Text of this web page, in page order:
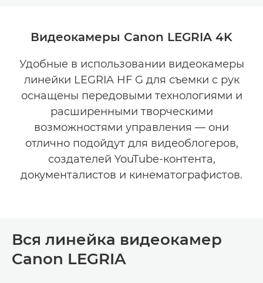
Видеокамеры Canon LEGRIA 4K
Удобные в использовании видеокамеры
линейки LEGRIA HF G для съемки с рук
оснащены передовыми технологиями и
расширенными творческими
возможностями управления — они
отлично подойдут для видеоблогеров,
создателей YouTube-контента,
документалистов и кинематографистов.
Вся линейка видеокамер
Canon LEGRIA